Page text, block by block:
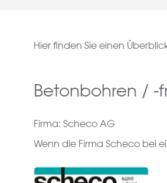
Hier finden Sie einen
Betonbohren / -
Firma: Scheco AG
Wenn die Firma Scheco bei